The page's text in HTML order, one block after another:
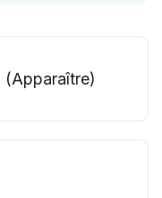
(Apparaître)